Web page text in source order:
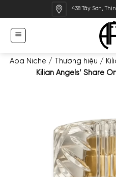
qua
dung
438 Tây Sơn,
Apa Niche / Thương hiệu /
Kilian Angels’ Share